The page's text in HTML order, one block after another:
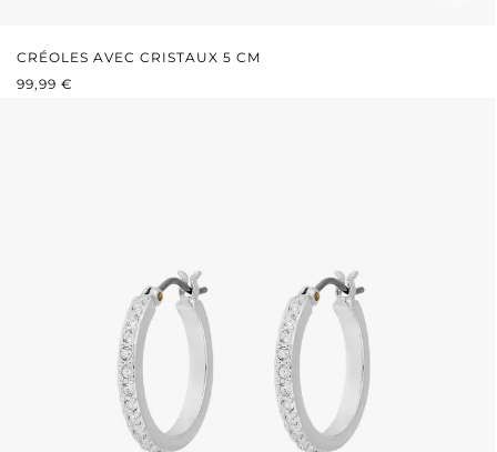
CRÉOLES AVEC CRISTAUX 5 CM
PRIX RÉGULIER :
99,99 €